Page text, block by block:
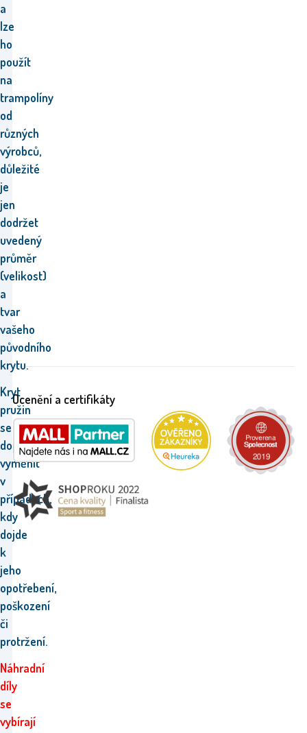
a
lze
ho
použít
na
trampolíny
od
různých
výrobců,
důležité
je
jen
dodržet
uvedený
průměr
(velikost)
a
tvar
vašeho
původního
krytu.
Kryt
pružin
se
doporučuje
vyměnit
v
případech,
kdy
dojde
k
jeho
opotřebení,
poškození
či
protržení.
Náhradní
díly
se
vybírají
Ocenění a certifikáty